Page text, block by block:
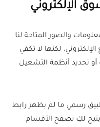
الإلكتروني
والصور المتاحة لنا
لكنها لا تكفي
تحديد أنظمة التشغيل
رسمي ما لم يظهر رابط
لكِ تصفح الأقسام